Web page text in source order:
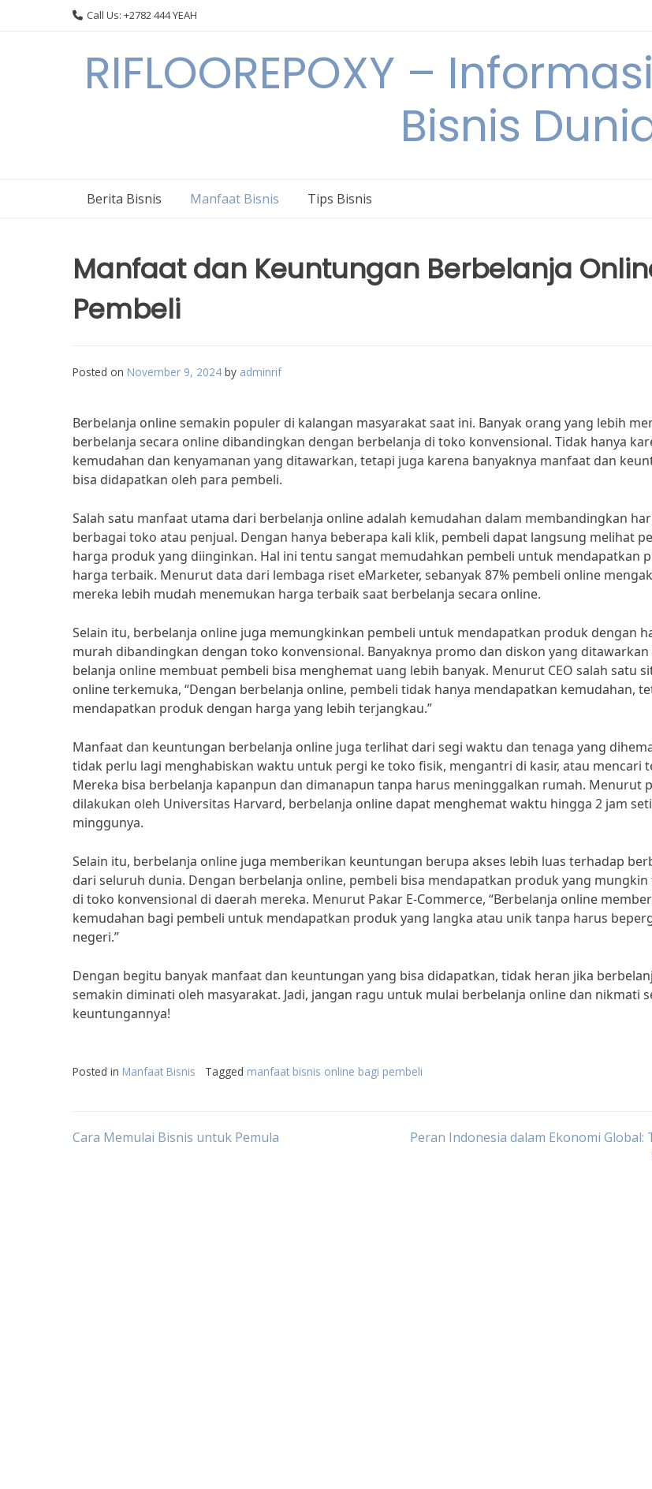
Call Us: +2782 444 YEAH
RIFLOOREPOXY –
Bisnis
Berita Bisnis Manfaat Bisnis Tips Bisnis
Manfaat dan Keuntungan Berbelanja
Pembeli
Posted on November 9, 2024 by adminrif
Berbelanja online semakin populer di kalangan masyarakat saat ini. Banyak orang yang lebih
berbelanja secara online dibandingkan dengan berbelanja di toko konvensional. Tidak hanya
kemudahan dan kenyamanan yang ditawarkan, tetapi juga karena banyaknya manfaat dan
bisa didapatkan oleh para pembeli.
Salah satu manfaat utama dari berbelanja online adalah kemudahan dalam membandingkan
berbagai toko atau penjual. Dengan hanya beberapa kali klik, pembeli dapat langsung melihat
harga produk yang diinginkan. Hal ini tentu sangat memudahkan pembeli untuk mendapatkan
harga terbaik. Menurut data dari lembaga riset eMarketer, sebanyak 87% pembeli online
mereka lebih mudah menemukan harga terbaik saat berbelanja secara online.
Selain itu, berbelanja online juga memungkinkan pembeli untuk mendapatkan produk dengan
murah dibandingkan dengan toko konvensional. Banyaknya promo dan diskon yang ditawarkan
belanja online membuat pembeli bisa menghemat uang lebih banyak. Menurut CEO salah satu
online terkemuka, “Dengan berbelanja online, pembeli tidak hanya mendapatkan kemudahan,
mendapatkan produk dengan harga yang lebih terjangkau.”
Manfaat dan keuntungan berbelanja online juga terlihat dari segi waktu dan tenaga yang
tidak perlu lagi menghabiskan waktu untuk pergi ke toko fisik, mengantri di kasir, atau mencari
Mereka bisa berbelanja kapanpun dan dimanapun tanpa harus meninggalkan rumah. Menurut
dilakukan oleh Universitas Harvard, berbelanja online dapat menghemat waktu hingga 2 jam
minggunya.
Selain itu, berbelanja online juga memberikan keuntungan berupa akses lebih luas terhadap
dari seluruh dunia. Dengan berbelanja online, pembeli bisa mendapatkan produk yang
di toko konvensional di daerah mereka. Menurut Pakar E-Commerce, “Berbelanja online
kemudahan bagi pembeli untuk mendapatkan produk yang langka atau unik tanpa harus
negeri.”
Dengan begitu banyak manfaat dan keuntungan yang bisa didapatkan, tidak heran jika
semakin diminati oleh masyarakat. Jadi, jangan ragu untuk mulai berbelanja online dan nikmati
keuntungannya!
Posted in Manfaat Bisnis Tagged manfaat bisnis online bagi pembeli
Post
Cara Memulai Bisnis untuk Pemula
Peran Indonesia dalam Ekonomi Global: